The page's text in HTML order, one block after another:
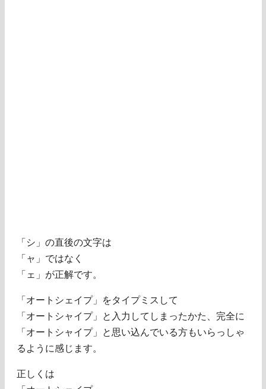
「シ」の直後の文字は
「ャ」ではなく
「ェ」が正解です。
「オートシェイプ」をタイプミスして
「オートシャイプ」と入力してしまったかた、完全に
「オートシャイプ」と思い込んでいる方もいらっしゃ
るように感じます。
正しくは